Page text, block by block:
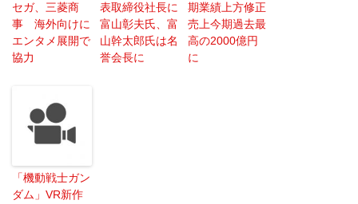
セガ、三菱商
事 海外向けに
エンタメ展開で
協力
表取締役社長に
富山彰夫氏、富
山幹太郎氏は名
誉会長に
期業績上方修正
売上今期過去最
高の2000億円
に
「機動戦士ガン
ダム」VR新作